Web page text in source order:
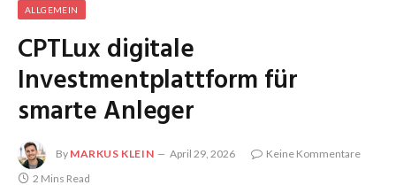
ALLGEMEIN
CPTLux digitale
Investmentplattform für
smarte Anleger
By MARKUS KLEIN April 29, 2026
Keine Kommentare
2 Mins Read